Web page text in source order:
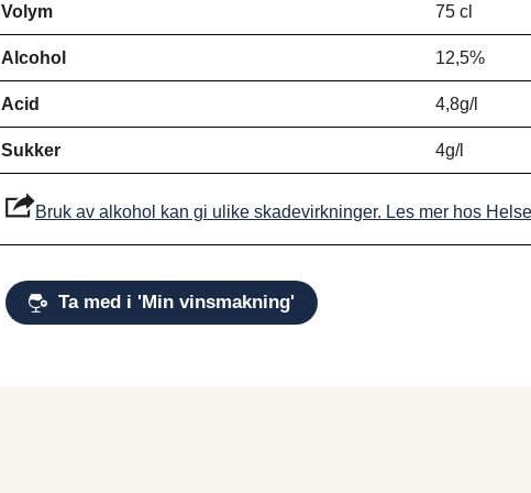
Volym 75 cl
Alcohol 12,5%
Acid 4,8g/l
Sukker 4g/l
Bruk av alkohol kan gi ulike skadevirkninger. Les mer hos
Ta med i 'Min vinsmakning'